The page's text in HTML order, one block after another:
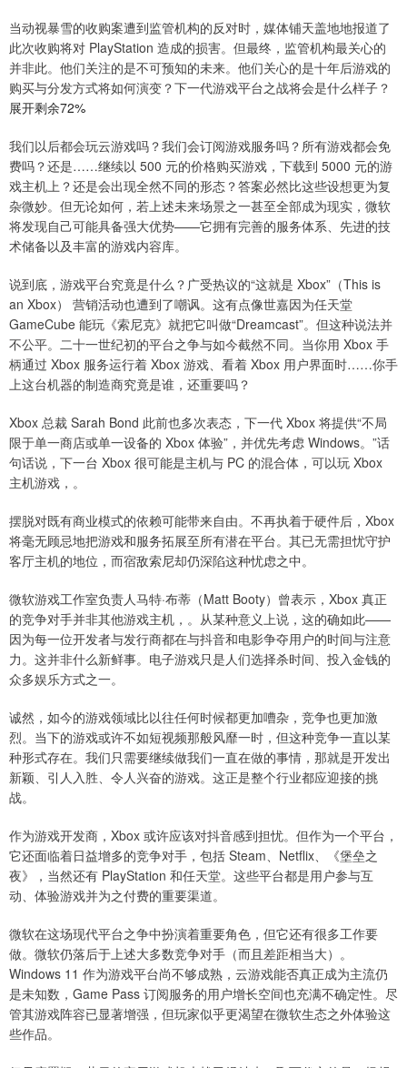
当动视暴雪的收购案遭到监管机构的反对时，媒体铺天盖地地报道了
此次收购将对 PlayStation 造成的损害。但最终，监管机构最关心的
并非此。他们关注的是不可预知的未来。他们关心的是十年后游戏的
购买与分发方式将如何演变？下一代游戏平台之战将会是什么样子？
展开剩余72%
我们以后都会玩云游戏吗？我们会订阅游戏服务吗？所有游戏都会免
费吗？还是……继续以 500 元的价格购买游戏，下载到 5000 元的游
戏主机上？还是会出现全然不同的形态？答案必然比这些设想更为复
杂微妙。但无论如何，若上述未来场景之一甚至全部成为现实，微软
将发现自己可能具备强大优势——它拥有完善的服务体系、先进的技
术储备以及丰富的游戏内容库。
说到底，游戏平台究竟是什么？广受热议的“这就是 Xbox”（This is
an Xbox） 营销活动也遭到了嘲讽。这有点像世嘉因为任天堂
GameCube 能玩《索尼克》就把它叫做“Dreamcast”。但这种说法并
不公平。二十一世纪初的平台之争与如今截然不同。当你用 Xbox 手
柄通过 Xbox 服务运行着 Xbox 游戏、看着 Xbox 用户界面时……你手
上这台机器的制造商究竟是谁，还重要吗？
Xbox 总裁 Sarah Bond 此前也多次表态，下一代 Xbox 将提供“不局
限于单一商店或单一设备的 Xbox 体验”，并优先考虑 Windows。”话
句话说，下一台 Xbox 很可能是主机与 PC 的混合体，可以玩 Xbox
主机游戏，。
摆脱对既有商业模式的依赖可能带来自由。不再执着于硬件后，Xbox
将毫无顾忌地把游戏和服务拓展至所有潜在平台。其已无需担忧守护
客厅主机的地位，而宿敌索尼却仍深陷这种忧虑之中。
微软游戏工作室负责人马特·布蒂（Matt Booty）曾表示，Xbox 真正
的竞争对手并非其他游戏主机，。从某种意义上说，这的确如此——
因为每一位开发者与发行商都在与抖音和电影争夺用户的时间与注意
力。这并非什么新鲜事。电子游戏只是人们选择杀时间、投入金钱的
众多娱乐方式之一。
诚然，如今的游戏领域比以往任何时候都更加嘈杂，竞争也更加激
烈。当下的游戏或许不如短视频那般风靡一时，但这种竞争一直以某
种形式存在。我们只需要继续做我们一直在做的事情，那就是开发出
新颖、引人入胜、令人兴奋的游戏。这正是整个行业都应迎接的挑
战。
作为游戏开发商，Xbox 或许应该对抖音感到担忧。但作为一个平台，
它还面临着日益增多的竞争对手，包括 Steam、Netflix、《堡垒之
夜》，当然还有 PlayStation 和任天堂。这些平台都是用户参与互
动、体验游戏并为之付费的重要渠道。
微软在这场现代平台之争中扮演着重要角色，但它还有很多工作要
做。微软仍落后于上述大多数竞争对手（而且差距相当大）。
Windows 11 作为游戏平台尚不够成熟，云游戏能否真正成为主流仍
是未知数，Game Pass 订阅服务的用户增长空间也充满不确定性。尽
管其游戏阵容已显著增强，但玩家似乎更渴望在微软生态之外体验这
些作品。